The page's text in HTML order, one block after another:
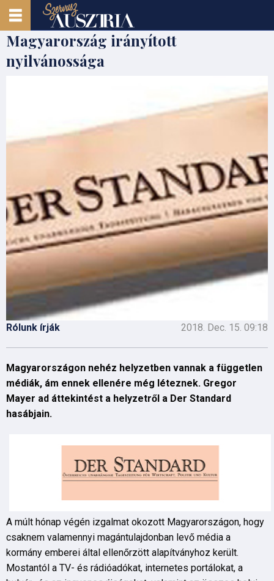
Magyarország irányított
nyilvánossága
Rólunk írják 2018. Dec. 15. 09:18
Magyarországon nehéz helyzetben vannak a független
médiák, ám ennek ellenére még léteznek. Gregor
Mayer ad áttekintést a helyzetről a Der Standard
hasábjain.
A múlt hónap végén izgalmat okozott Magyarországon, hogy
csaknem valamennyi magántulajdonban levő média a
kormány emberei által ellenőrzött alapítványhoz került.
Mostantól a TV- és rádióadókat, internetes portálokat, a